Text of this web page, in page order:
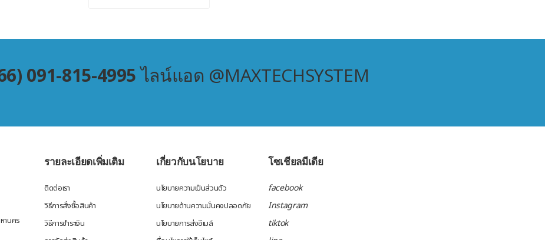
091-815-4995ไลน์แอด @MAXTECHSYSTEM
านคร
รายละเอียดเพิ่มเติม
ติดต่อเรา
วิธีการสั่งซื้อสินค้า
วิธีการชำระเงิน
เกี่ยวกับนโยบาย
นโยบายความเป็นส่วนตัว
นโยบายด้านความมั่นคงปลอดภัย
นโยบายการส่งอีเมล์
โซเชียลมีเดีย
facebook
Instagram
tiktok